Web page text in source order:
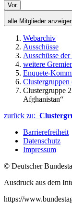
Vor
alle Mitglieder
Webarchiv
Ausschüsse
Ausschüsse
weitere
Enquete-
Clustergruppen
Clustergruppe
Afghanistan“
zurück zu:
Barrierefreiheit
Datenschutz
Impressum
© Deutscher
Ausdruck aus dem
https://